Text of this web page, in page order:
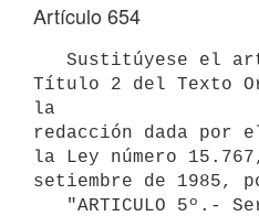
Artículo 654
Título 2 del Texto
la
redacción dada por
la Ley número
setiembre de 1985,